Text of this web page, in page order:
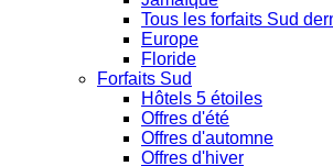
Tous les forfaits Sud
Europe
Floride
Forfaits Sud
Hôtels 5 étoiles
Offres d'été
Offres d'automne
Offres d'hiver